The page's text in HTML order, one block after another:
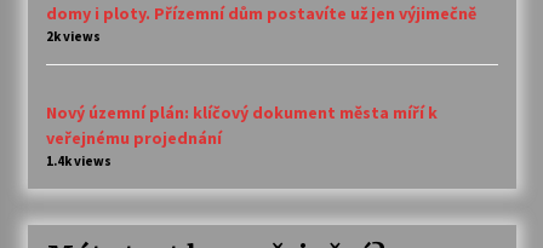
domy i ploty. Přízemní dům postavíte už jen výjimečně
2k views
Nový územní plán: klíčový dokument města míří k
veřejnému projednání
1.4k views